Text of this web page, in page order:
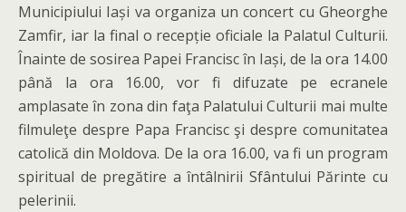
Municipiului Iași va organiza un concert cu Gheorghe
Zamfir, iar la final o recepție oficiale la Palatul Culturii.
Înainte de sosirea Papei Francisc în Iași, de la ora 14.00
până la ora 16.00, vor fi difuzate pe ecranele
amplasate în zona din faţa Palatului Culturii mai multe
filmuleţe despre Papa Francisc şi despre comunitatea
catolică din Moldova. De la ora 16.00, va fi un program
spiritual de pregătire a întâlnirii Sfântului Părinte cu
pelerinii.